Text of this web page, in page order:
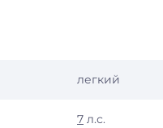
легкий
7 л.с.